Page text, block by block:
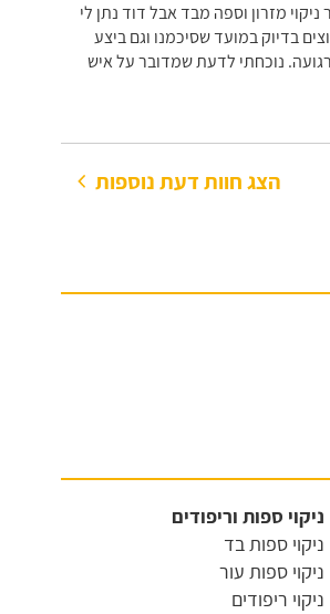
מזרון וספה מבד אבל דוד נתן לי
בדיוק במועד שסיכמנו וגם ביצע
נוכחתי לדעת שמדובר על איש
הצג חוות דעת נוספות
ניקוי ספות וריפודים
ניקוי ספות בד
ניקוי ספות עור
ניקוי ריפודים